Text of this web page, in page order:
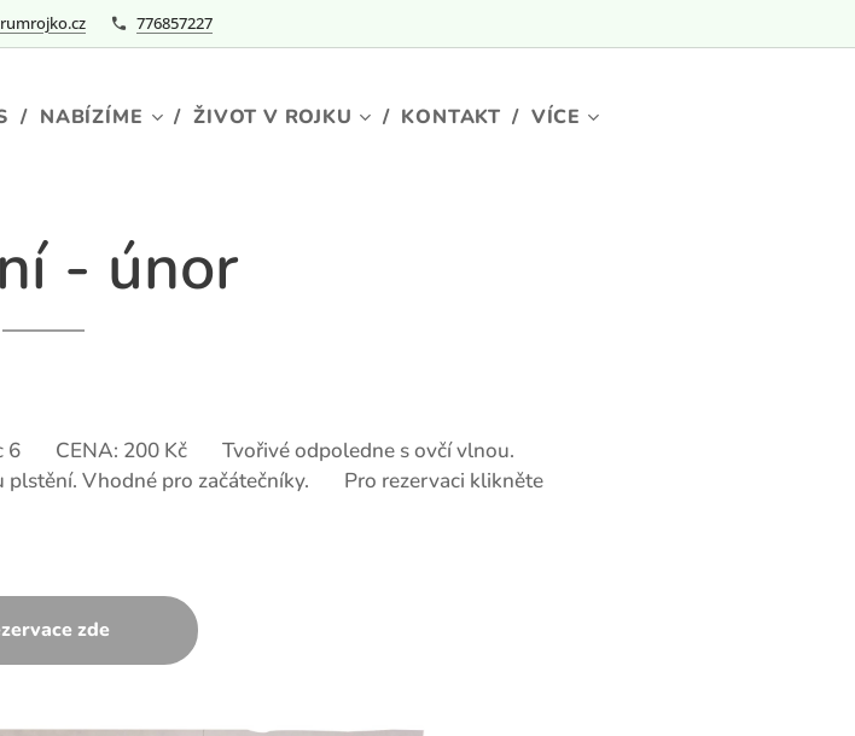
776857227
NABÍZÍME ŽIVOT V ROJKU KONTAKT VÍCE
- únor
💰 CENA: 200 Kč 📝 Tvořivé odpoledne s ovčí vlnou.
Vhodné pro začátečníky. 👉 Pro rezervaci klikněte
zde